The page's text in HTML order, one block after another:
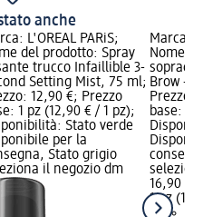
anche
L'ORÉAL PARiS;
del prodotto: Spray
trucco Infaillible 3-
Setting Mist, 75 ml;
12,90 €; Prezzo
1 pz (12,90 € / 1 pz);
Stato verde
per la
Stato grigio
il negozio dm
Marca:
Nome
Brow -
Prezzo:
base: 1
16,90 €
1 pz